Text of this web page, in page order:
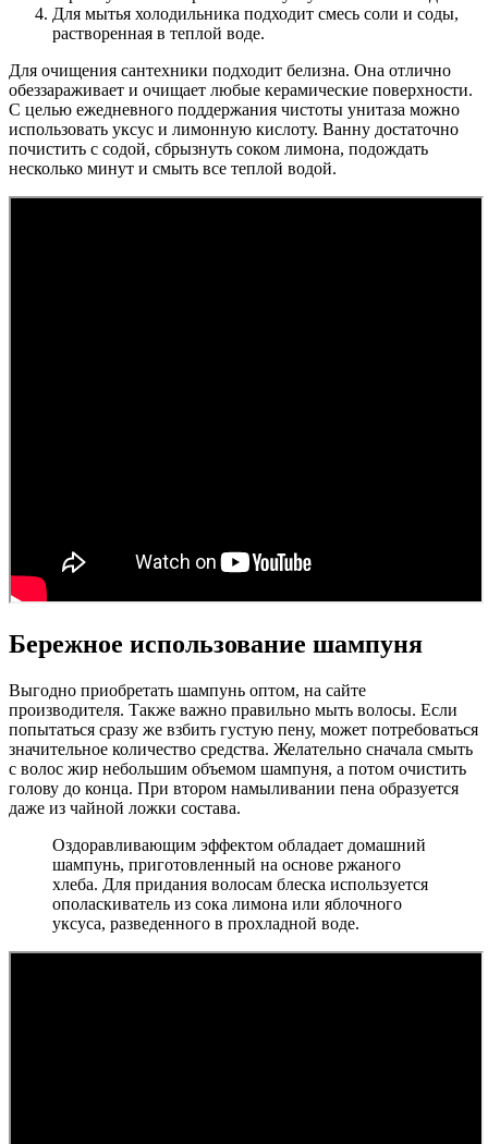
Для мытья холодильника подходит смесь соли и соды,
растворенная в теплой воде.
Для очищения сантехники подходит белизна. Она отлично
обеззараживает и очищает любые керамические поверхности.
С целью ежедневного поддержания чистоты унитаза можно
использовать уксус и лимонную кислоту. Ванну достаточно
почистить с содой, сбрызнуть соком лимона, подождать
несколько минут и смыть все теплой водой.
Бережное использование шампуня
Выгодно приобретать шампунь оптом, на сайте
производителя. Также важно правильно мыть волосы. Если
попытаться сразу же взбить густую пену, может потребоваться
значительное количество средства. Желательно сначала смыть
с волос жир небольшим объемом шампуня, а потом очистить
голову до конца. При втором намыливании пена образуется
даже из чайной ложки состава.
Оздоравливающим эффектом обладает домашний
шампунь, приготовленный на основе ржаного
хлеба. Для придания волосам блеска используется
ополаскиватель из сока лимона или яблочного
уксуса, разведенного в прохладной воде.